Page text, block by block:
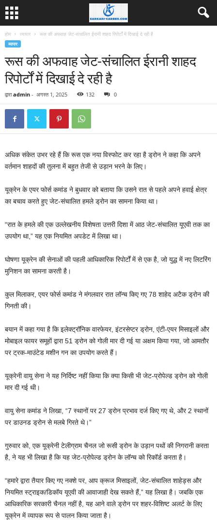
होम व्यापार रूस की अफवाह जेट-संचालित ईरानी शाहद रिपोर्टों में दिखाई दे रही है
व्यापार
रूस की अफवाह जेट-संचालित ईरानी शाहद
रिपोर्टों में दिखाई दे रही है
द्वारा admin - अगस्त 1, 2025 132 0
अधिक संकेत उभर रहे हैं कि रूस एक नया विस्फोट कर रहा है ड्रोन ने कहा कि अपने
वर्तमान शाहदों की तुलना में बहुत तेजी से उड़ान भरने के लिए।
यूक्रेन के एयर फोर्स कमांड ने बुधवार को बताया कि उसने रात से पहले अपने हवाई क्षेत्र
का बचाव करते हुए जेट-संचालित हमले ड्रोन का सामना किया था।
“रात के हमले की एक उल्लेखनीय विशेषता उत्तरी दिशा में आठ जेट-संचालित यूएवी तक का
उपयोग था,” यह एक नियमित अपडेट में लिखा था।
घोषणा यूक्रेन की सेनाओं की पहली आधिकारिक रिपोर्टों में से एक है, जो युद्ध में नए लिटरिंग
मुनिशन का सामना करती है।
कुल मिलाकर, एयर फोर्स कमांड ने मंगलवार रात लॉन्च किए गए 78 शाहेद अटैक ड्रोन की
गिनती की।
बयान में कहा गया है कि इलेक्ट्रॉनिक वारफेयर, इंटरसेप्टर ड्रोन, एंटी-एयर मिसाइलों और
मोबाइल फायर समूहों द्वारा 51 ड्रोन को गोली मार दी गई या अक्षम किया गया, जो आमतौर
पर ट्रक-माउंटेड मशीन गन का उपयोग करते हैं।
यूक्रेनी वायु सेना ने यह निर्दिष्ट नहीं किया कि क्या किसी भी जेट-प्रोपेल्ड ड्रोन को गोली
मार दी गई थी।
वायु सेना कमांड ने लिखा, “7 स्थानों पर 27 ड्रोन प्रभाव दर्ज किए गए थे, और 2 स्थानों
पर डाउनड ड्रोन से मलबे गिरते थे।”
गुरुवार को, एक यूक्रेनी टेलीग्राम चैनल जो रूसी ड्रोन के उड़ान पथों की निगरानी करता
है, ने यह भी लिखा है कि यह जेट-प्रोपेल्ड ड्रोन के लॉन्च को रिकॉर्ड करता है।
“हमारे द्वारा तैयार किए गए नक्शे पर, आप क्रूज मिसाइलों, जेट-संचालित शाहेड्स और
नियमित स्ट्राइक/डिकॉय यूएवी की आवाजाही देख सकते हैं,” यह लिखा है। जबकि एक
आधिकारिक सरकारी चैनल नहीं है, यह आने वाले ड्रोन पर शहर-विशिष्ट अलर्ट के लिए
यूक्रेन में व्यापक रूप से पालन किया जाता है।